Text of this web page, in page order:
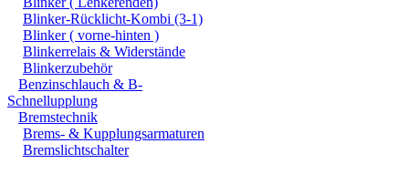
Blinker-Rücklicht-Kombi (3-1)
Blinker ( vorne-hinten )
Blinkerrelais & Widerstände
Blinkerzubehör
Benzinschlauch & B-
Schnellupplung
Bremstechnik
Brems- & Kupplungsarmaturen
Bremslichtschalter